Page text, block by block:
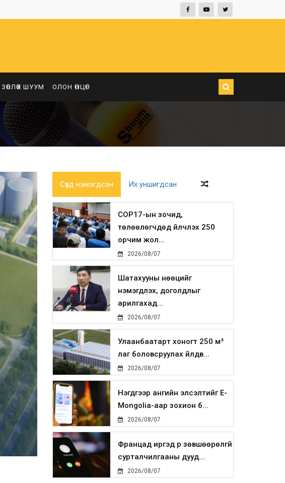
ЗӨВЛӨХ ШУУМ ОЛОН ӨНЦӨГ
Сүүлд нэмэгдсэн Их уншигдсан
COP17-ын зочид,
төлөөлөгчдөд үйлчлэх 250
орчим жол...
2026/08/07
Шатахууны нөөцийг
нэмэгдүүлэх, доголдлыг
арилгахад...
2026/08/07
Улаанбаатарт хоногт 250 м³
лаг боловсруулах үйлдв...
2026/08/07
Нэгдүгээр ангийн элсэлтийг E-
Mongolia-аар зохион б...
2026/08/07
Францад иргэд рүү зөвшөөрөлгүй
сурталчилгааны дууд...
2026/08/07